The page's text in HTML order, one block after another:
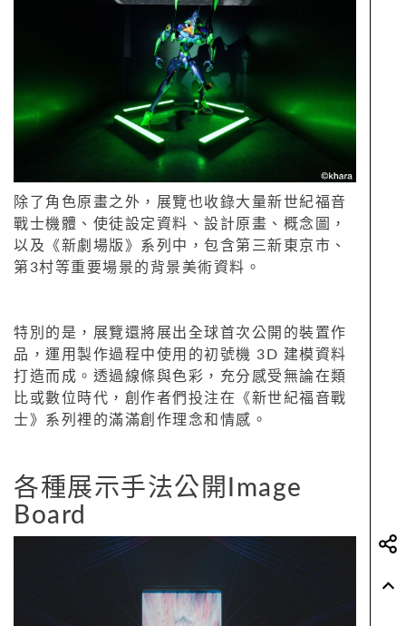
除了角色原畫之外，展覽也收錄大量新世紀福音
戰士機體、使徒設定資料、設計原畫、概念圖，
以及《新劇場版》系列中，包含第三新東京市、
第3村等重要場景的背景美術資料。
特別的是，展覽還將展出全球首次公開的裝置作
品，運用製作過程中使用的初號機 3D 建模資料
打造而成。透過線條與色彩，充分感受無論在類
比或數位時代，創作者們投注在《新世紀福音戰
士》系列裡的滿滿創作理念和情感。
各種展示手法公開Image
Board